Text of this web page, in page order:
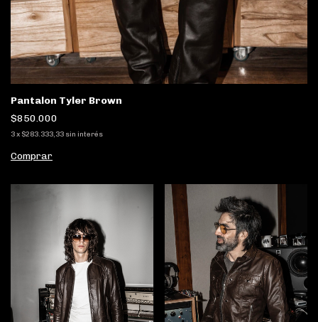
Pantalon Tyler Brown
$850.000
3x $283.333,33 sin interés
Comprar